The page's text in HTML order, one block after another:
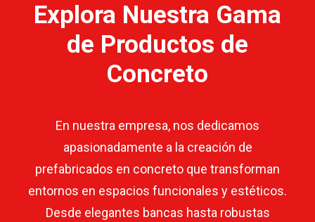
Explora Nuestra Gama
de Productos de
Concreto
En nuestra empresa, nos dedicamos
apasionadamente a la creación de
prefabricados en concreto que transforman
entornos en espacios funcionales y estéticos.
Desde elegantes bancas hasta robustas